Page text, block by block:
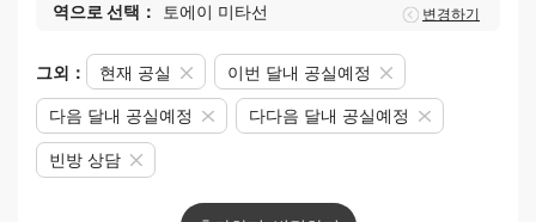
역으로 선택： 토에이 미타선 변경하기
그외： 현재 공실 이번 달내 공실예정
다음 달내 공실예정 다다음 달내 공실예정
빈방 상담